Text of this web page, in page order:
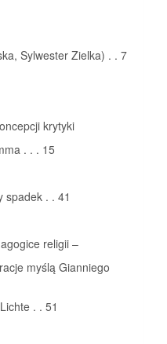
Sylwester Zielka) . . 7
krytyki
. . . 15
spadek . . 41
religii –
myślą Gianniego
. . 51